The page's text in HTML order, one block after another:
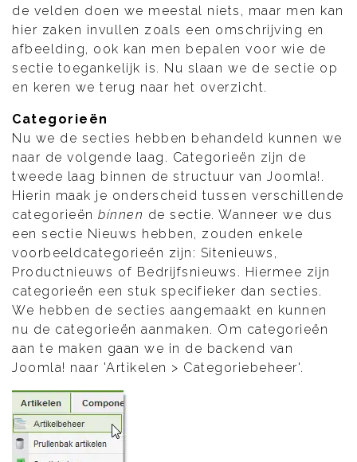
de velden doen we meestal niets, maar men kan
hier zaken invullen zoals een omschrijving en
afbeelding, ook kan men bepalen voor wie de
sectie toegankelijk is. Nu slaan we de sectie op
en keren we terug naar het overzicht.
Categorieën
Nu we de secties hebben behandeld kunnen we
naar de volgende laag. Categorieën zijn de
tweede laag binnen de structuur van Joomla!.
Hierin maak je onderscheid tussen verschillende
categorieën bínnen de sectie. Wanneer we dus
een sectie Nieuws hebben, zouden enkele
voorbeeldcategorieën zijn: Sitenieuws,
Productnieuws of Bedrijfsnieuws. Hiermee zijn
categorieën een stuk specifieker dan secties.
We hebben de secties aangemaakt en kunnen
nu de categorieën aanmaken. Om categorieën
aan te maken gaan we in de backend van
Joomla! naar 'Artikelen > Categoriebeheer'.